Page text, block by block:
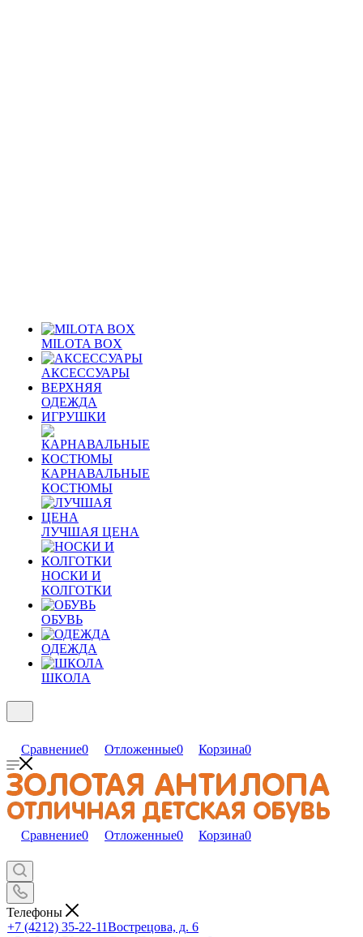
MILOTA BOX
АКСЕССУАРЫ
ВЕРХНЯЯ
ОДЕЖДА
ИГРУШКИ
КАРНАВАЛЬНЫЕ
КОСТЮМЫ
ЛУЧШАЯ ЦЕНА
НОСКИ И
КОЛГОТКИ
ОБУВЬ
ОДЕЖДА
ШКОЛА
Сравнение0 Отложенные0 Корзина0
Сравнение0 Отложенные0 Корзина0
Телефоны
+7 (4212) 35-22-11Вострецова, д. 6